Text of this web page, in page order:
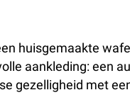
huisgemaakte
aankleding: een
gezelligheid met